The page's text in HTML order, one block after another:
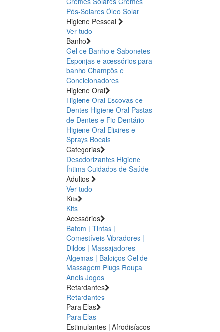
Pós-Solares Óleo Solar
Higiene Pessoal
Ver tudo
Banho
Gel de Banho e Sabonetes
Esponjas e acessórios para
banho Champôs e
Condicionadores
Higiene Oral
Higiene Oral Escovas de
Dentes Higiene Oral Pastas
de Dentes e Fio Dentário
Higiene Oral Elixires e
Sprays Bocais
Categorias
Desodorizantes Higiene
Íntima Cuidados de Saúde
Adultos
Ver tudo
Kits
Kits
Acessórios
Batom | Tintas |
Comestíveis Vibradores |
Dildos | Massajadores
Algemas | Baloiços Gel de
Massagem Plugs Roupa
Aneis Jogos
Retardantes
Retardantes
Para Elas
Para Elas
Estimulantes | Afrodisíacos